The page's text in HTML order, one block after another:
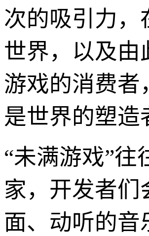
次的吸引力，
世界，以及由
游戏的消费者
是世界的塑造
“未满游戏”
家，开发者
面、动听的音